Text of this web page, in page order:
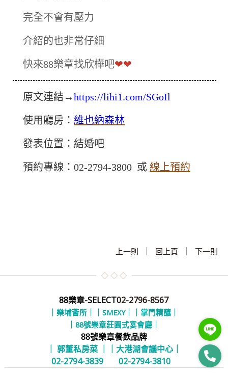
完全不會有壓力
介紹的也非常仔細
快來88樂章找欣樺吧❤❤
原文連結→https://lihi1.com/SGoIl
使用廳房： 維也納森林
發表位置：結婚吧
預約專線：02-2794-3800 或 線上預約
上一則 | 回上頁 | 下一則
88樂章-SELECT02-2796-8567
｜樂埔薈所｜ ｜SMEXY｜
｜掌門精釀｜
｜88號樂章莊園式宴會廳｜
88號樂章餐飲品牌
｜ 郭董私房菜 ｜
02-2794-3839
｜大港湖會議中心｜
02-2794-3810